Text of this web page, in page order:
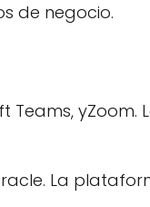
de negocio.
Teams,
La